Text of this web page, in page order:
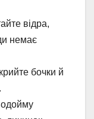
відра,
немає
бочки й